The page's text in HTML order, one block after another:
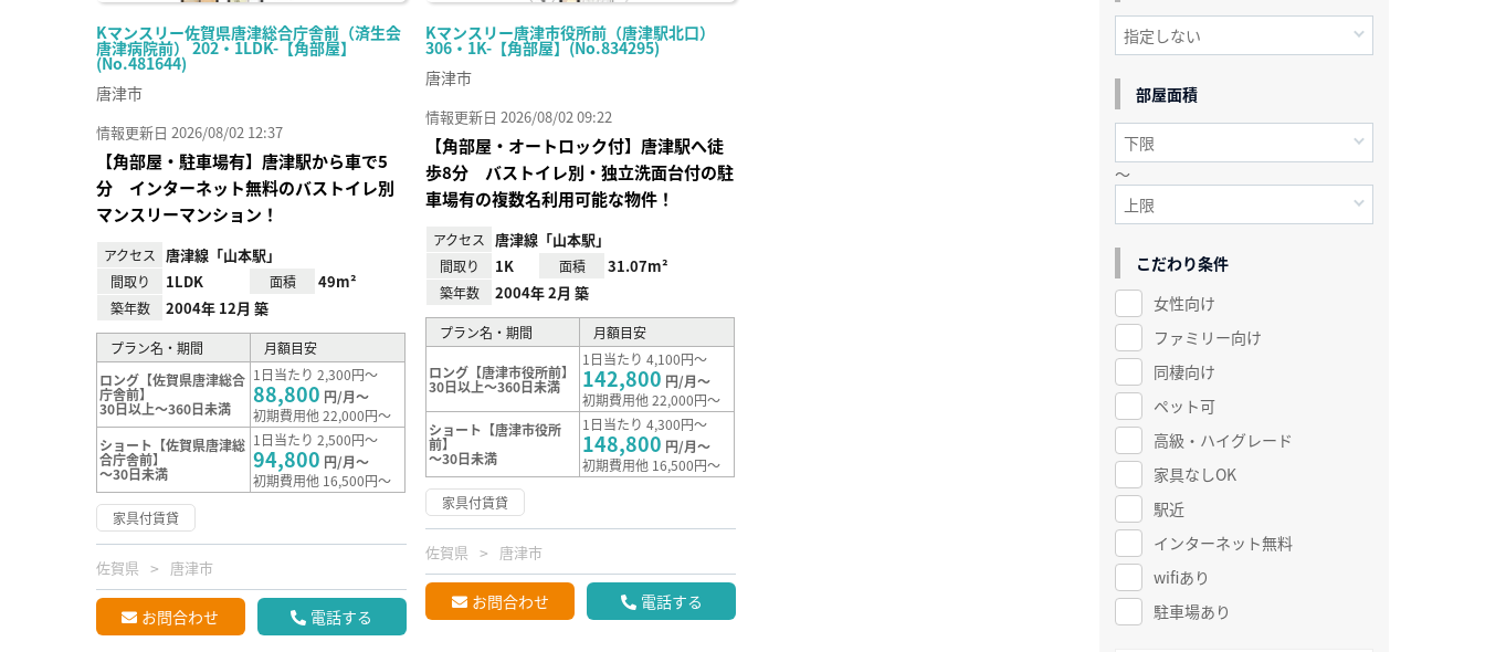
Kマンスリー佐賀県唐津総合庁舎前（済生会
唐津病院前） 202・1LDK-【角部屋】
(No.481644)
唐津市
情報更新日 2026/08/02 12:37
【角部屋・駐車場有】唐津駅から車で5
分 インターネット無料のバストイレ別
マンスリーマンション！
アクセス 唐津線「山本駅」
間取り 1LDK 面積 49m²
築年数 2004年 12月 築
プラン名・期間
月額目安
ロング【佐賀県唐津総合
庁舎前】
30日以上～360日未満
1日当たり 2,300円～
88,800 円/月～
初期費用他 22,000円～
ショート【佐賀県唐津総
合庁舎前】
～30日未満
1日当たり 2,500円～
94,800 円/月～
初期費用他 16,500円～
家具付賃貸
佐賀県 唐津市
お問合わせ 電話する
Kマンスリー唐津市役所前（唐津駅北口）
306・1K-【角部屋】(No.834295)
唐津市
情報更新日 2026/08/02 09:22
【角部屋・オートロック付】唐津駅へ徒
歩8分 バストイレ別・独立洗面台付の駐
車場有の複数名利用可能な物件！
アクセス 唐津線「山本駅」
間取り 1K 面積 31.07m²
築年数 2004年 2月 築
プラン名・期間 月額目安
ロング【唐津市役所前】
30日以上～360日未満
1日当たり 4,100円～
142,800 円/月～
初期費用他 22,000円～
ショート【唐津市役所
前】
～30日未満
1日当たり 4,300円～
148,800 円/月～
初期費用他 16,500円～
家具付賃貸
佐賀県 唐津市
お問合わせ 電話する
部屋面積
～
こだわり条件
女性向け
ファミリー向け
同棲向け
ペット可
高級・ハイグレード
家具なしOK
駅近
インターネット無料
wifiあり
駐車場あり